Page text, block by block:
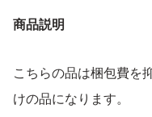
商品説明
こちらの品は梱包費を
けの品になります。